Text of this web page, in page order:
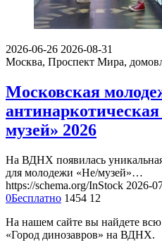
2026-06-26 2026-08-31
Москва, Проспект Мира,
Московская
музей» 2026
На ВДНХ появилась
для молодежи «Не/музей»…
https://schema.org/InStock 2026-
0Бесплатно 1454 12
На нашем сайте вы найдете
«Город динозавров» на ВДНХ.